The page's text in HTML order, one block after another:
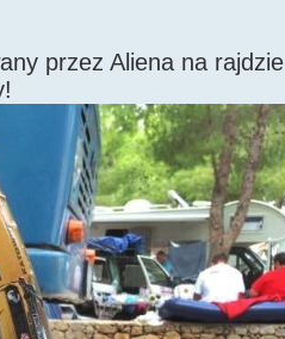
przez Aliena na rajdzie